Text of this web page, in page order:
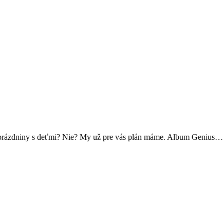
s deťmi? Nie? My už pre vás plán máme. Album Genius…